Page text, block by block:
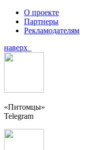
О проекте
Партнеры
Рекламодателям
наверх
«Питомцы»
Telegram